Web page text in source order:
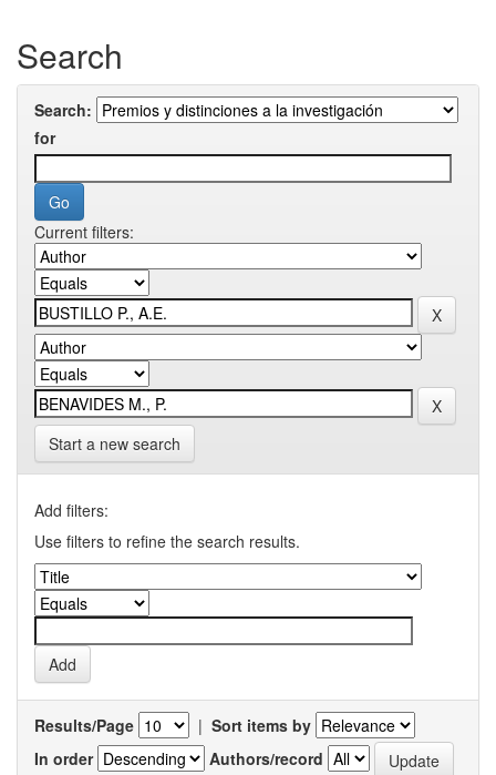
Search
Search:
for
Current filters:
Start a new search
Add filters:
Use filters to refine the search results.
Results/Page | Sort items by
In order
Authors/record